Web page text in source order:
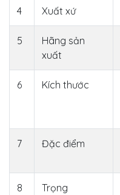
4 Xuất xứ
5
Hãng sản
xuất
6 Kích thước
7 Đặc điểm
8
Trọng